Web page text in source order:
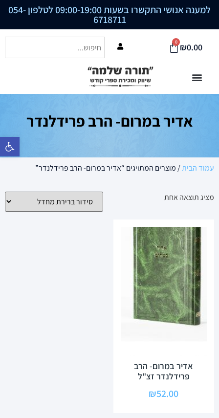
פתח סרגל
למענה אנושי התקשרו בשעות 09:00-19:00 לטלפון 054-
6718711
₪0.00
0
אדיר במרום- הרב פרידלנדר
עמוד הבית/ מוצרים המתויגים “אדיר במרום- הרב פרידלנדר”
מציג תוצאה אחת
אדיר במרום- הרב
פרידלנדר זצ"ל
₪52.00